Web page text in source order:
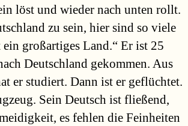
löst und wieder nach unten rollt.
zu sein, hier sind so viele
großartiges Land.“ Er ist 25
Deutschland gekommen. Aus
er studiert. Dann ist er geflüchtet.
Sein Deutsch ist fließend,
es fehlen die Feinheiten